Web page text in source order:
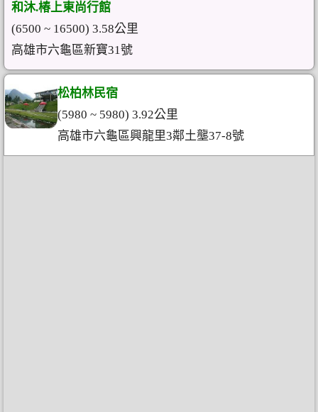
和沐.椿上東尚行館
(6500 ~ 16500) 3.58公里
高雄市六龜區新寶31號
松柏林民宿
(5980 ~ 5980) 3.92公里
高雄市六龜區興龍里3鄰土壟37-8號